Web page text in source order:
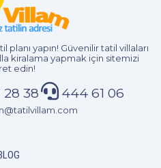
planı yapın! Güvenilir tatil villaları
kiralama yapmak için sitemizi
edin!
28 38 444 61 06